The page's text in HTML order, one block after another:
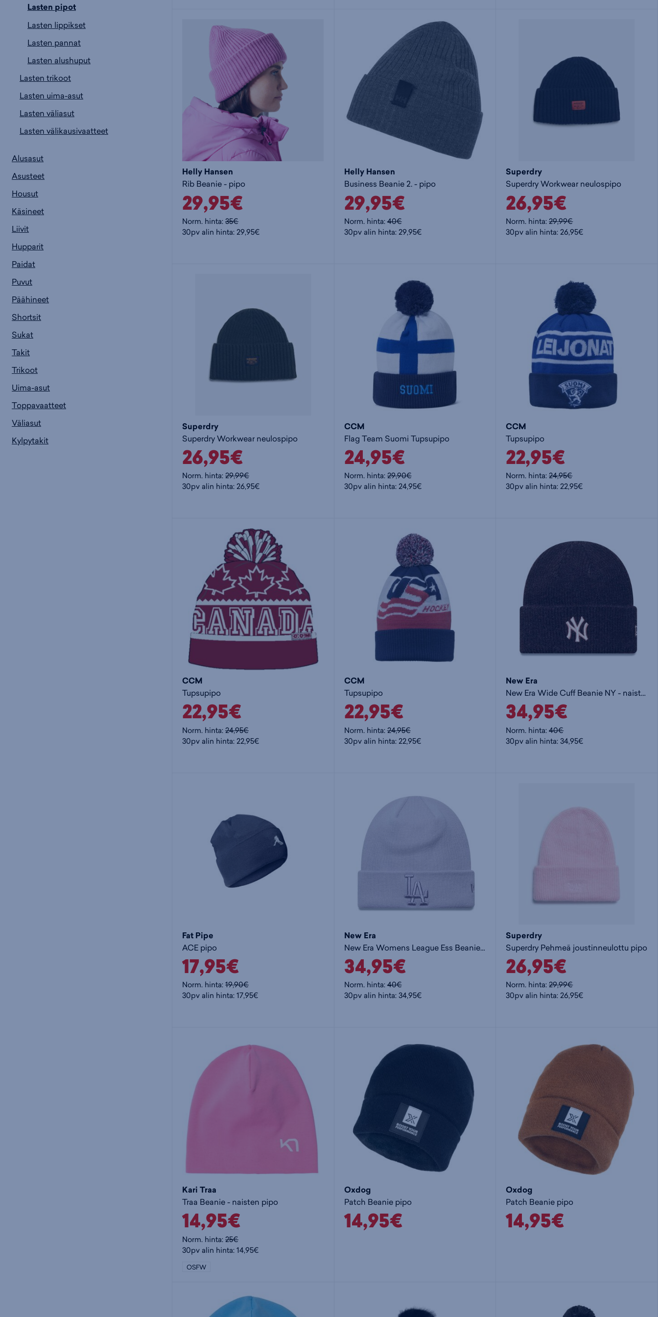
Lasten pipot
Lasten lippikset
Lasten pannat
Lasten alushuput
Lasten trikoot
Lasten uima-asut
Lasten väliasut
Lasten välikausivaatteet
Alusasut
Asusteet
Housut
Käsineet
Liivit
Hupparit
Paidat
Puvut
Päähineet
Shortsit
Sukat
Takit
Trikoot
Uima-asut
Toppavaatteet
Väliasut
Kylpytakit
Helly Hansen
Rib Beanie - pipo
29,95€
Norm. hinta:35€
30pv alin hinta: 29,95€
Helly Hansen
Business Beanie 2. - pipo
29,95€
Norm. hinta:40€
30pv alin hinta: 29,95€
Superdry
Superdry Workwear neulospipo
26,95€
Norm. hinta:29,99€
30pv alin hinta: 26,95€
Superdry
Superdry Workwear neulospipo
26,95€
Norm. hinta:29,99€
30pv alin hinta: 26,95€
CCM
Flag Team Suomi Tupsupipo
24,95€
Norm. hinta:29,90€
30pv alin hinta: 24,95€
CCM
Tupsupipo
22,95€
Norm. hinta:24,95€
30pv alin hinta: 22,95€
CCM
Tupsupipo
22,95€
Norm. hinta:24,95€
30pv alin hinta: 22,95€
CCM
Tupsupipo
22,95€
Norm. hinta:24,95€
30pv alin hinta: 22,95€
New Era
New Era Wide Cuff Beanie NY - naisten pipo
34,95€
Norm. hinta:40€
30pv alin hinta: 34,95€
Fat Pipe
ACE pipo
17,95€
Norm. hinta:19,90€
30pv alin hinta: 17,95€
New Era
New Era Womens League Ess Beanie LA - naisten pipo
34,95€
Norm. hinta:40€
30pv alin hinta: 34,95€
Superdry
Superdry Pehmeä joustinneulottu pipo
26,95€
Norm. hinta:29,99€
30pv alin hinta: 26,95€
Kari Traa
Traa Beanie - naisten pipo
14,95€
Norm. hinta:25€
30pv alin hinta: 14,95€
OSFW
Oxdog
Patch Beanie pipo
14,95€
Oxdog
Patch Beanie pipo
14,95€